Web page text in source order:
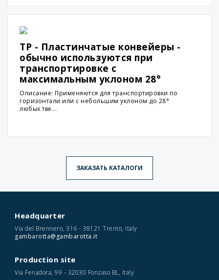
TP - Пластинчатые конвейеры -
обычно используются при
транспортировке с
максимальным уклоном 28°
Описание: Применяются для транспортировки по
горизонтали или с небольшим уклоном до 28°
любых тве...
ЗАКАЗАТЬ КАТАЛОГИ
Headquarter
Via del Brennero, 316 - 38121 Trento, Italy
gambarotta@gambarotta.it
Production site
Via Fenadora, 99 - 32030 Fonzaso BL, Italy